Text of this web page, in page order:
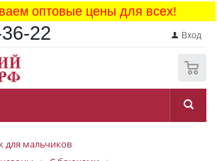
оптовые цены для всех!
22 Вход
для мальчиков